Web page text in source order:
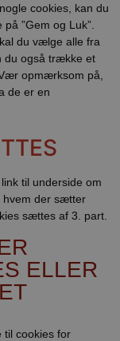
cookies, kan du
”Gem og Luk”.
du vælge alle fra
du også trække et
opmærksom på,
de er en
til underside om
hvem der sætter
sættes af 3. part.
ELLER
til cookies for